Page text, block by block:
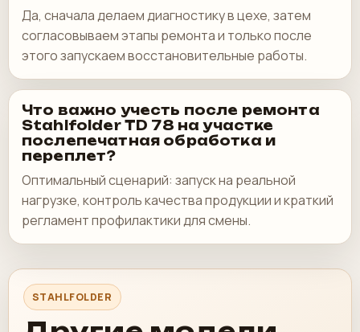
Да, сначала делаем диагностику в цехе, затем
согласовываем этапы ремонта и только после
этого запускаем восстановительные работы.
Что важно учесть после ремонта
Stahlfolder TD 78 на участке
послепечатная обработка и
переплет?
Оптимальный сценарий: запуск на реальной
нагрузке, контроль качества продукции и краткий
регламент профилактики для смены.
STAHLFOLDER